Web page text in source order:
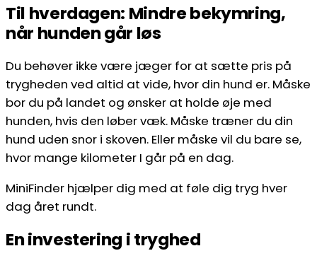
Til hverdagen: Mindre bekymring,
når hunden går løs
Du behøver ikke være jæger for at sætte pris på
trygheden ved altid at vide, hvor din hund er. Måske
bor du på landet og ønsker at holde øje med
hunden, hvis den løber væk. Måske træner du din
hund uden snor i skoven. Eller måske vil du bare se,
hvor mange kilometer I går på en dag.
MiniFinder hjælper dig med at føle dig tryg hver
dag året rundt.
En investering i tryghed